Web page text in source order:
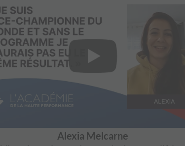
Alexia Melcarne